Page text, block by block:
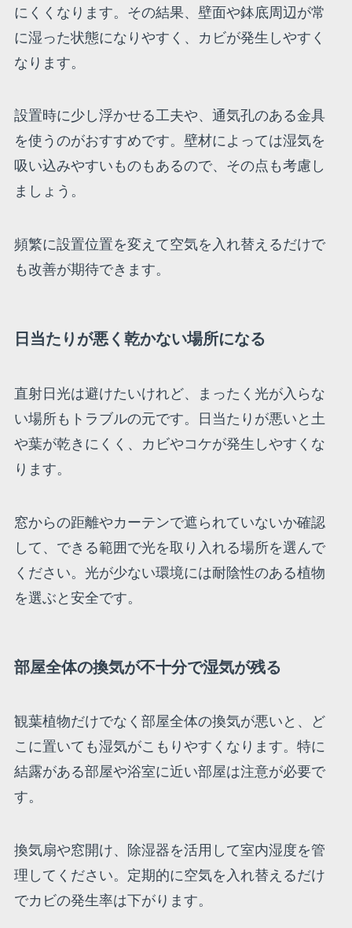
にくくなります。その結果、壁面や鉢底周辺が常
に湿った状態になりやすく、カビが発生しやすく
なります。
設置時に少し浮かせる工夫や、通気孔のある金具
を使うのがおすすめです。壁材によっては湿気を
吸い込みやすいものもあるので、その点も考慮し
ましょう。
頻繁に設置位置を変えて空気を入れ替えるだけで
も改善が期待できます。
日当たりが悪く乾かない場所になる
直射日光は避けたいけれど、まったく光が入らな
い場所もトラブルの元です。日当たりが悪いと土
や葉が乾きにくく、カビやコケが発生しやすくな
ります。
窓からの距離やカーテンで遮られていないか確認
して、できる範囲で光を取り入れる場所を選んで
ください。光が少ない環境には耐陰性のある植物
を選ぶと安全です。
部屋全体の換気が不十分で湿気が残る
観葉植物だけでなく部屋全体の換気が悪いと、ど
こに置いても湿気がこもりやすくなります。特に
結露がある部屋や浴室に近い部屋は注意が必要で
す。
換気扇や窓開け、除湿器を活用して室内湿度を管
理してください。定期的に空気を入れ替えるだけ
でカビの発生率は下がります。